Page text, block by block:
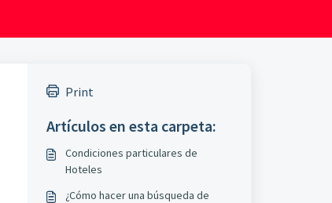
Print
Artículos en esta carpeta:
Condiciones particulares de
Hoteles
¿Cómo hacer una búsqueda de